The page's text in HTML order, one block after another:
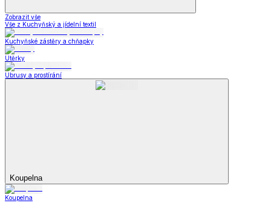
Zobrazit vše
Vše z Kuchyňský a jídelní textil
Kuchyňské zástěry a chňapky
Utěrky
Ubrusy a prostírání
Koupelna
Koupelna